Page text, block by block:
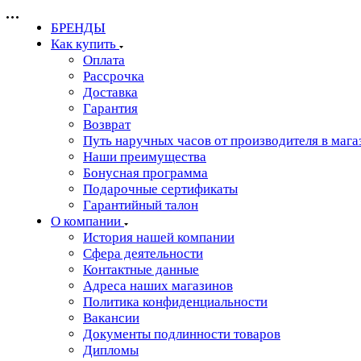
БРЕНДЫ
Как купить
Оплата
Рассрочка
Доставка
Гарантия
Возврат
Путь наручных часов от производителя в
Наши преимущества
Бонусная программа
Подарочные сертификаты
Гарантийный талон
О компании
История нашей компании
Сфера деятельности
Контактные данные
Адреса наших магазинов
Политика конфиденциальности
Вакансии
Документы подлинности товаров
Дипломы